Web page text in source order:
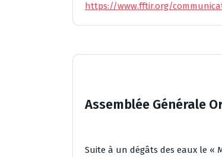
https://www.fftir.org/
Assemblée Générale
Suite à un dégâts des eaux le «